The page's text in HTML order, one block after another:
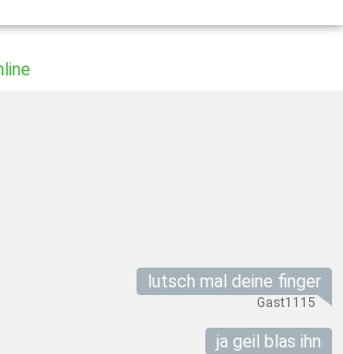
lutsch mal deine finger
Gast1115
ja geil blas ihn